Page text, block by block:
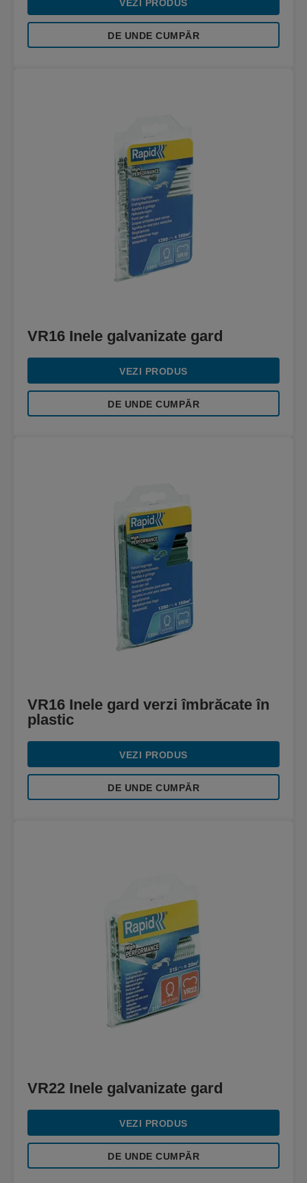
VEZI PRODUS
DE UNDE CUMPĂR
VR16 Inele galvanizate gard
VEZI PRODUS
DE UNDE CUMPĂR
VR16 Inele gard verzi îmbrăcate în
plastic
VEZI PRODUS
DE UNDE CUMPĂR
VR22 Inele galvanizate gard
VEZI PRODUS
DE UNDE CUMPĂR